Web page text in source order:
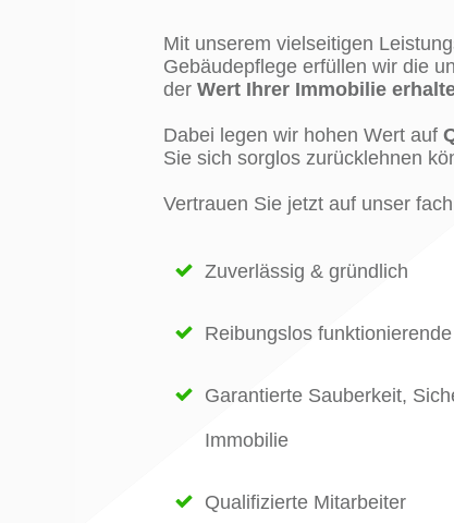
Mit unserem vielseitigen
Gebäudepflege erfüllen wir die
der Wert Ihrer Immobilie
Dabei legen wir hohen Wert auf
Sie sich sorglos zurücklehnen
Vertrauen Sie jetzt auf unser
Zuverlässig & gründlich
Reibungslos
Garantierte Sauberkeit,
Immobilie
Qualifizierte Mitarbeiter